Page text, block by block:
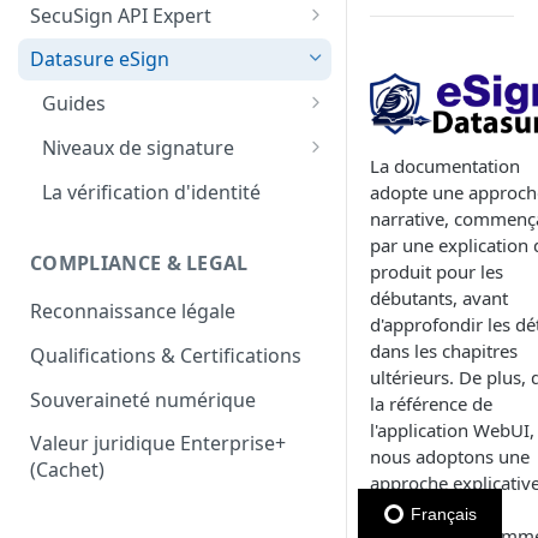
Signature One-Time
Cachet One-Time
Logiciel SafeNet
Signer avec Adobe Acrobate
Reader
SecuSign API Expert
Présentation et
fonctionnement
Niveaux de signature
Signature niveau 1
(NCP+)
Signature niveau 3 (avancé
Etapes
électronique
Opérations de signature
Démarrer avec SecuSign
Datasure eSign
Guides
Guide d'utilisateur
Guide de signataire
Tutorial : Hello World
Mode Developeur
REST tutoriel avec Postman
FAQ Developeurs
Intégration du Designer
(concepteur de document)
Niveaux de signature
Signature niveau 1
Signature niveau 2 renforcé
Signature niveau 3 (qualifiée)
Score d'assurance
La vérification d'identité
COMPLIANCE & LEGAL
Reconnaissance légale
Qualifications & Certifications
Souveraineté numérique
Valeur juridique Enterprise+
(Cachet)
La documentation
adopte une
narrative,
par une explication
produit pour les
débutants, avant
d'approfondir les
dans les chapitres
ultérieurs. De plus,
la référence de
l'application WebUI,
nous adoptons une
approche
structurant les
Français